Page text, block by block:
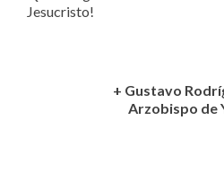
Jesucristo!
+ Gustavo
Arzobispo de